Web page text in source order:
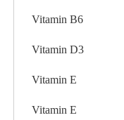
Vitamin B6
Vitamin D3
Vitamin E
Vitamin E